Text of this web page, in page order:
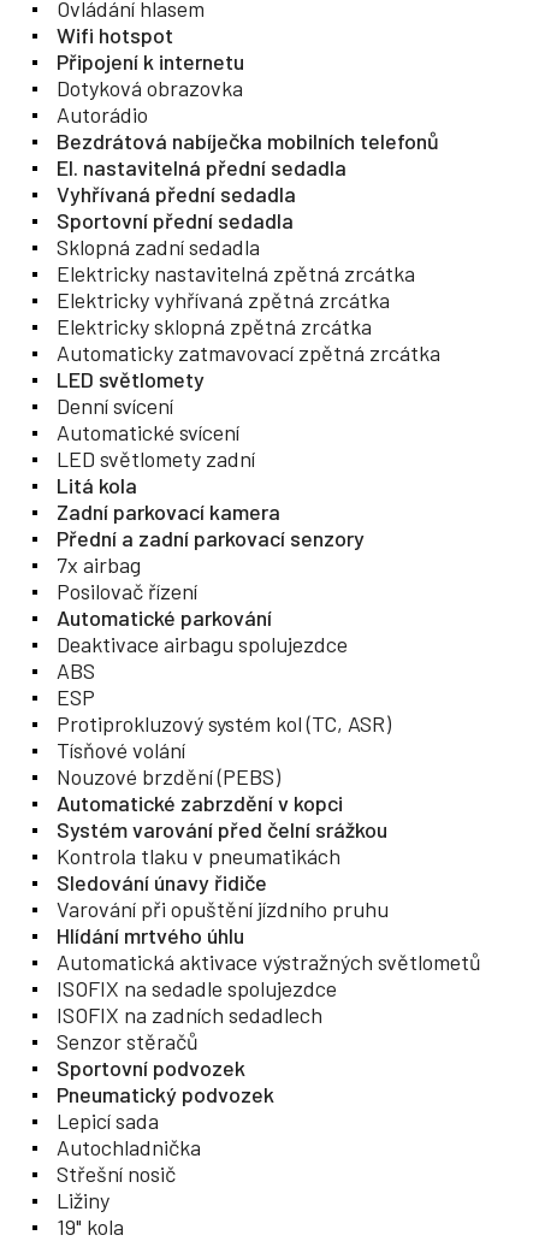
Ovládání hlasem
Wifi hotspot
Připojení k internetu
Dotyková obrazovka
Autorádio
Bezdrátová nabíječka mobilních telefonů
El. nastavitelná přední sedadla
Vyhřívaná přední sedadla
Sportovní přední sedadla
Sklopná zadní sedadla
Elektricky nastavitelná zpětná zrcátka
Elektricky vyhřívaná zpětná zrcátka
Elektricky sklopná zpětná zrcátka
Automaticky zatmavovací zpětná zrcátka
LED světlomety
Denní svícení
Automatické svícení
LED světlomety zadní
Litá kola
Zadní parkovací kamera
Přední a zadní parkovací senzory
7x airbag
Posilovač řízení
Automatické parkování
Deaktivace airbagu spolujezdce
ABS
ESP
Protiprokluzový systém kol (TC, ASR)
Tísňové volání
Nouzové brzdění (PEBS)
Automatické zabrzdění v kopci
Systém varování před čelní srážkou
Kontrola tlaku v pneumatikách
Sledování únavy řidiče
Varování při opuštění jízdního pruhu
Hlídání mrtvého úhlu
Automatická aktivace výstražných světlometů
ISOFIX na sedadle spolujezdce
ISOFIX na zadních sedadlech
Senzor stěračů
Sportovní podvozek
Pneumatický podvozek
Lepicí sada
Autochladnička
Střešní nosič
Ližiny
19" kola